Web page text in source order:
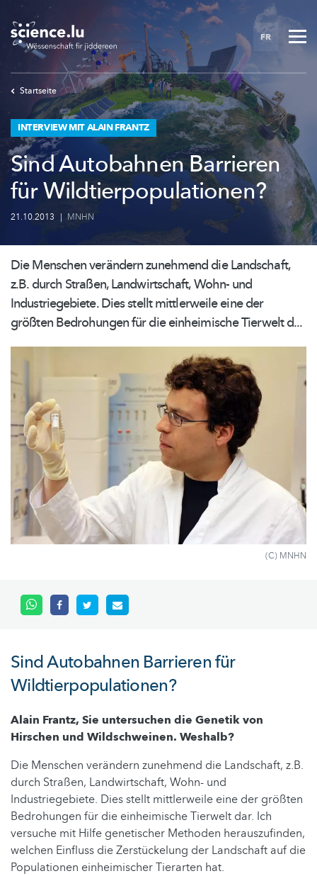
to
main
content
FR
Startseite
INTERVIEW MIT ALAIN FRANTZ
Sind Autobahnen Barrieren
für Wildtierpopulationen?
21.10.2013 | MNHN
Die Menschen verändern zunehmend die Landschaft,
z.B. durch Straßen,Landwirtschaft,Wohn- und
Industriegebiete.Dies stellt mittlerweile eine der
größten Bedrohungen für die einheimische Tierwelt d...
(C) MNHN
Sind Autobahnen Barrieren für
Wildtierpopulationen?
Alain Frantz, Sie untersuchen die Genetik von
Hirschen und Wildschweinen. Weshalb?
Die Menschen verändern zunehmend die Landschaft, z.B.
durch Straßen, Landwirtschaft, Wohn- und
Industriegebiete. Dies stellt mittlerweile eine der größten
Bedrohungen für die einheimische Tierwelt dar. Ich
versuche mit Hilfe genetischer Methoden herauszufinden,
welchen Einfluss die Zerstückelung der Landschaft auf die
Populationen einheimischer Tierarten hat.